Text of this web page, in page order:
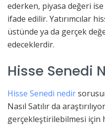
ederken, piyasa değeri
ifade edilir. Yatırımcılar
üstünde ya da gerçek
edeceklerdir.
Hisse Senedi
Hisse Senedi nedir
Nasıl Satılır da
gerçekleştirilebilmesi için